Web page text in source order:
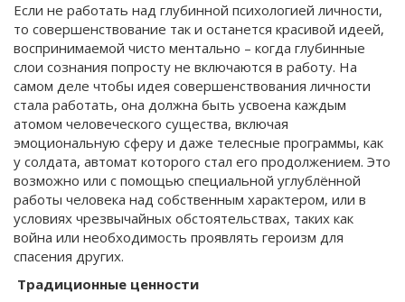
Если не работать над глубинной психологией личности,
то совершенствование так и останется красивой идеей,
воспринимаемой чисто ментально – когда глубинные
слои сознания попросту не включаются в работу. На
самом деле чтобы идея совершенствования личности
стала работать, она должна быть усвоена каждым
атомом человеческого существа, включая
эмоциональную сферу и даже телесные программы, как
у солдата, автомат которого стал его продолжением. Это
возможно или с помощью специальной углублённой
работы человека над собственным характером, или в
условиях чрезвычайных обстоятельствах, таких как
война или необходимость проявлять героизм для
спасения других.
Традиционные ценности